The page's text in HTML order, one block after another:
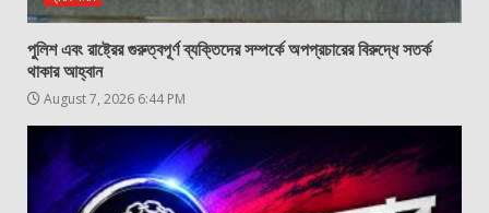
পুলিশ এবং রাষ্ট্রের গুরুত্বপূর্ণ ব্যক্তিদের সম্পর্কে অপপ্রচারের বিরুদ্ধে সতর্ক
থাকার আহ্বান
August 7, 2026 6:44 PM